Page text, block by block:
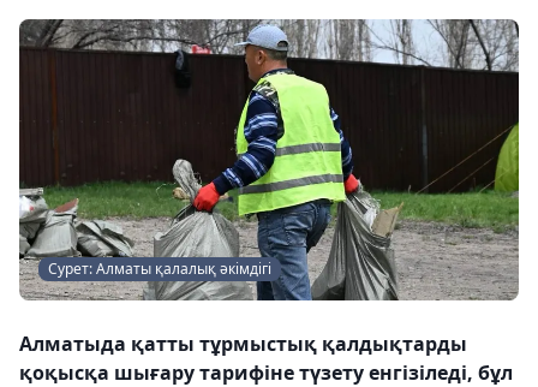
Сурет: Алматы қалалық әкімдігі
Алматыда қатты тұрмыстық қалдықтарды
қоқысқа шығару тарифіне түзету енгізіледі, бұл